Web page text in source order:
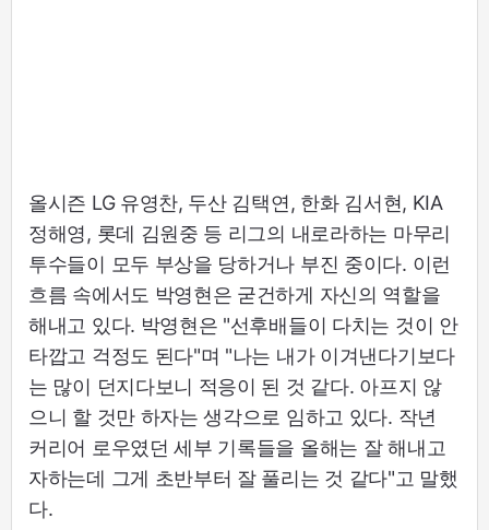
올시즌 LG 유영찬, 두산 김택연, 한화 김서현, KIA
정해영, 롯데 김원중 등 리그의 내로라하는 마무리
투수들이 모두 부상을 당하거나 부진 중이다. 이런
흐름 속에서도 박영현은 굳건하게 자신의 역할을
해내고 있다. 박영현은 "선후배들이 다치는 것이 안
타깝고 걱정도 된다"며 "나는 내가 이겨낸다기보다
는 많이 던지다보니 적응이 된 것 같다. 아프지 않
으니 할 것만 하자는 생각으로 임하고 있다. 작년
커리어 로우였던 세부 기록들을 올해는 잘 해내고
자하는데 그게 초반부터 잘 풀리는 것 같다"고 말했
다.